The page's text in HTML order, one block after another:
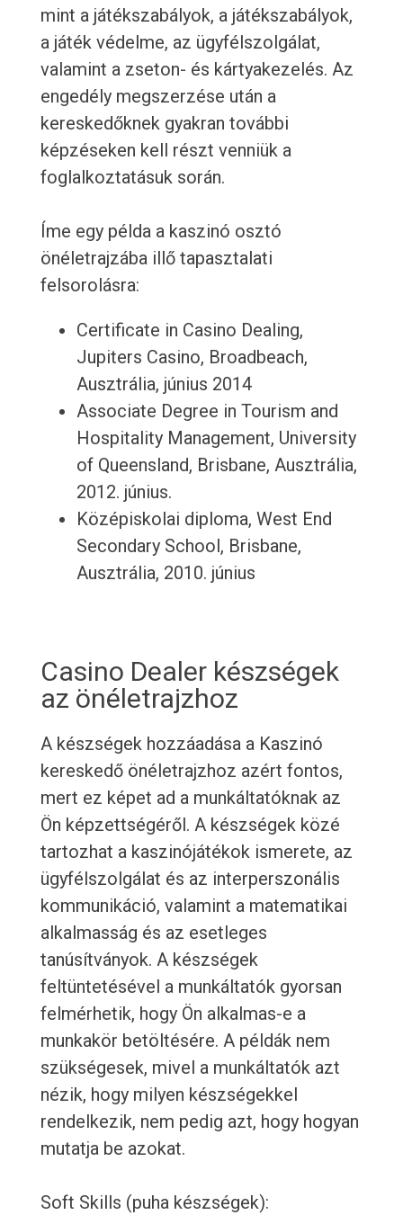
mint a játékszabályok, a játékszabályok,
a játék védelme, az ügyfélszolgálat,
valamint a zseton- és kártyakezelés. Az
engedély megszerzése után a
kereskedőknek gyakran további
képzéseken kell részt venniük a
foglalkoztatásuk során.
Íme egy példa a kaszinó osztó
önéletrajzába illő tapasztalati
felsorolásra:
Certificate in Casino Dealing,
Jupiters Casino, Broadbeach,
Ausztrália, június 2014
Associate Degree in Tourism and
Hospitality Management, University
of Queensland, Brisbane, Ausztrália,
2012. június.
Középiskolai diploma, West End
Secondary School, Brisbane,
Ausztrália, 2010. június
Casino Dealer készségek
az önéletrajzhoz
A készségek hozzáadása a Kaszinó
kereskedő önéletrajzhoz azért fontos,
mert ez képet ad a munkáltatóknak az
Ön képzettségéről. A készségek közé
tartozhat a kaszinójátékok ismerete, az
ügyfélszolgálat és az interperszonális
kommunikáció, valamint a matematikai
alkalmasság és az esetleges
tanúsítványok. A készségek
feltüntetésével a munkáltatók gyorsan
felmérhetik, hogy Ön alkalmas-e a
munkakör betöltésére. A példák nem
szükségesek, mivel a munkáltatók azt
nézik, hogy milyen készségekkel
rendelkezik, nem pedig azt, hogy hogyan
mutatja be azokat.
Soft Skills (puha készségek):